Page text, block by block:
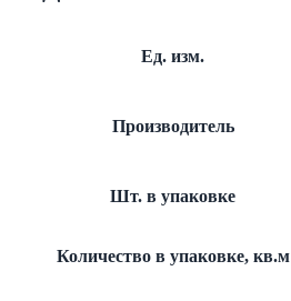
Ед. изм.
Производитель
Шт. в упаковке
Количество в упаковке, кв.м